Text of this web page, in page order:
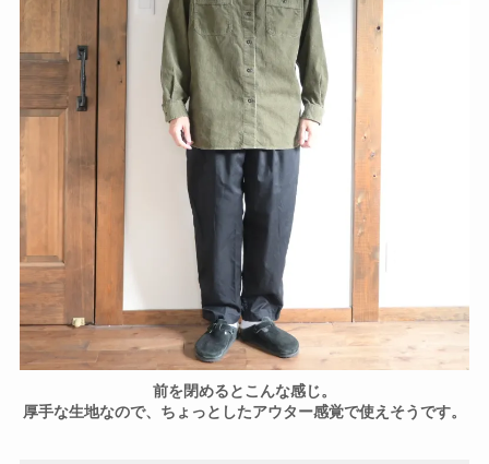
前を閉めるとこんな感じ。
厚手な生地なので、ちょっとしたアウター感覚で使えそうです。